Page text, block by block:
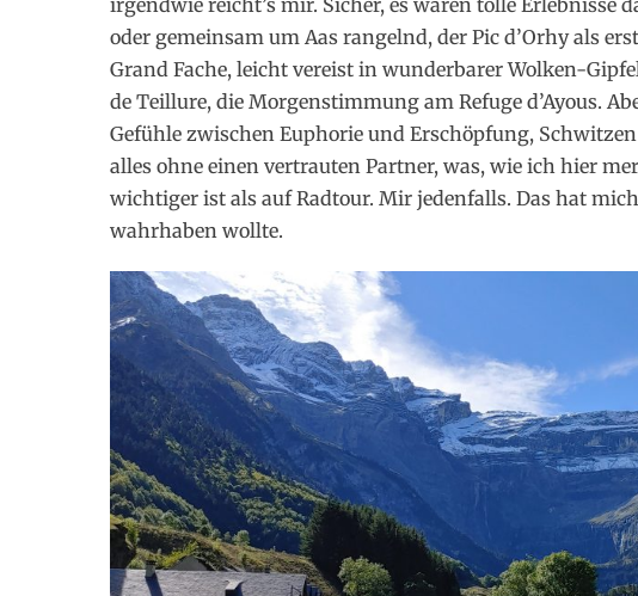
oder gemeinsam um Aas rangelnd, der Pic d’Orhy als
Grand Fache, leicht vereist in wunderbarer Wolken-
de Teillure, die Morgenstimmung am Refuge d’Ayous.
Gefühle zwischen Euphorie und Erschöpfung,
alles ohne einen vertrauten Partner, was, wie ich hier
wichtiger ist als auf Radtour. Mir jedenfalls. Das hat
wahrhaben wollte.